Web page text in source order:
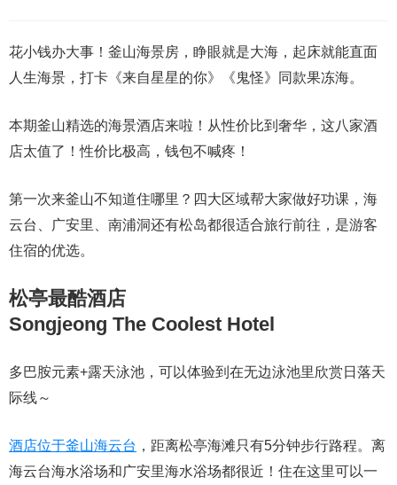
花小钱办大事！釜山海景房，睁眼就是大海，起床就能直面
人生海景，打卡《来自星星的你》《鬼怪》同款果冻海。
本期釜山精选的海景酒店来啦！从性价比到奢华，这八家酒
店太值了！性价比极高，钱包不喊疼！
第一次来釜山不知道住哪里？四大区域帮大家做好功课，海
云台、广安里、南浦洞还有松岛都很适合旅行前往，是游客
住宿的优选。
松亭最酷酒店
Songjeong The Coolest Hotel
多巴胺元素+露天泳池，可以体验到在无边泳池里欣赏日落天
际线～
酒店位于釜山海云台 ，距离松亭海滩只有5分钟步行路程。离
海云台海水浴场和广安里海水浴场都很近！住在这里可以一